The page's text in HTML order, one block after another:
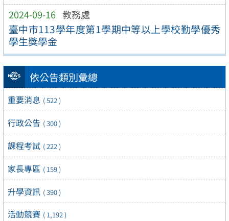
2024-09-16 教務處
臺中市113學年度第1學期中等以上學校勤學優秀
學生獎學金
依公告類別彙總
重要消息 ( 522 )
行政公告 ( 300 )
課程考試 ( 222 )
家長專區 ( 159 )
升學資訊 ( 390 )
活動競賽 ( 1,192 )